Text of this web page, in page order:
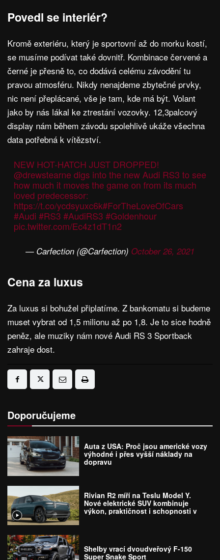
Povedl se interiér?
Kromě exteriéru, který je sportovní až do morku kostí,
se musíme podívat také dovnitř. Kombinace červené a
černé je přesně to, co dodává celému závodění tu
pravou atmosféru. Nikdy nenajdeme zbytečné prvky,
nic není přeplácané, vše je tam, kde má být. Volant
jako by nás lákal ke ztrestání vozovky. 12,3palcový
display nám během závodu spolehlivě ukáže všechna
data potřebná k vítězství.
NEW HOT-HATCH JUST DROPPED!
@drewstearne digs into the new Audi RS3 to see
how much it moves the game on from its much
loved predecessor:
https://t.co/ycdsyuxc6k#ForTheLoveOfCars
#Audi #RS3 #AudiRS3 #Goldenhour
pic.twitter.com/Ec4z1dT1n2
— Carfection (@Carfection) October 26, 2021
Cena za luxus
Za luxus si bohužel připlatíme. Z bankomatu si budeme
muset vybrat od 1,5 milionu až po 1,8. Je to sice hodně
peněz, ale muziky nám nové Audi RS 3 Sportback
zahraje dost.
Doporučujeme
Auta z USA: Proč jsou americké vozy
výhodné i přes vyšší náklady na
dopravu
Rivian R2 míří na Teslu Model Y.
Nové elektrické SUV kombinuje
výkon, praktičnost i schopnosti v
Shelby vrací dvoudveřový F-150
Super Snake Sport